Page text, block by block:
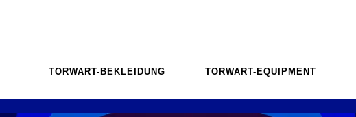
TORWART-BEKLEIDUNG TORWART-EQUIPMENT